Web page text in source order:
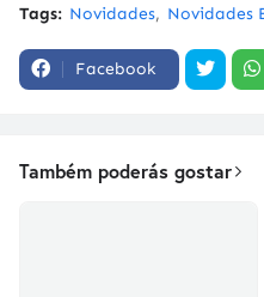
Tags: Novidades Novidades
Facebook
Também poderás gostar